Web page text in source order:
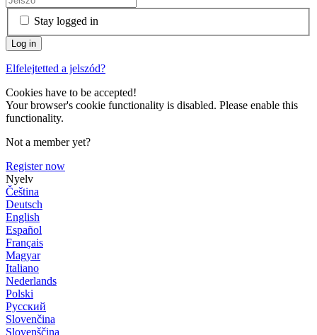
Stay logged in
Elfelejtetted a jelszód?
Cookies have to be accepted!
Your browser's cookie functionality is disabled. Please enable this
functionality.
Not a member yet?
Register now
Nyelv
Čeština
Deutsch
English
Español
Français
Magyar
Italiano
Nederlands
Polski
Русский
Slovenčina
Slovenščina